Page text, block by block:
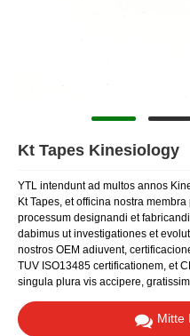
Kt Tapes Kinesiology
YTL intendunt ad multos annos
Kt Tapes, et officina nostra
processum designandi et
dabimus ut investigationes et
nostros OEM adiuvent,
TUV ISO13485 certificationem, et
singula plura vis accipere,
Mitte